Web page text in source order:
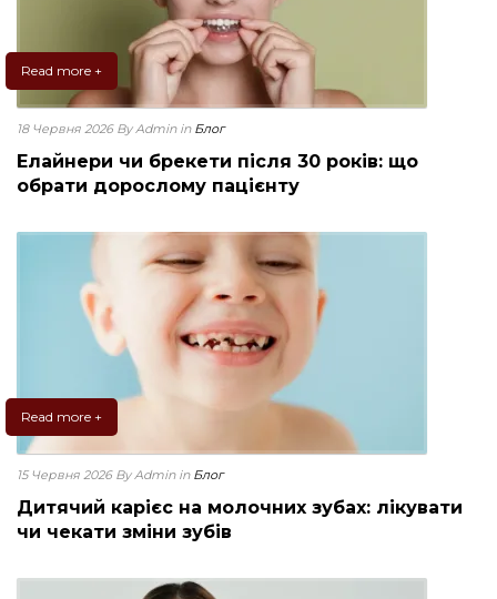
Read more +
18 Червня 2026 By Admin in Блог
Елайнери чи брекети після 30 років: що
обрати дорослому пацієнту
Read more +
15 Червня 2026 By Admin in Блог
Дитячий карієс на молочних зубах: лікувати
чи чекати зміни зубів